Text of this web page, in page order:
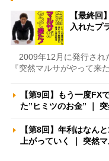
【最終
入れたプ
2009年12月に発行され
『突然マルサがやって来
【第9回】もう一度
た”ヒミツのお金” ｜
【第8回】年利はなん
上がっていく ｜ 突然